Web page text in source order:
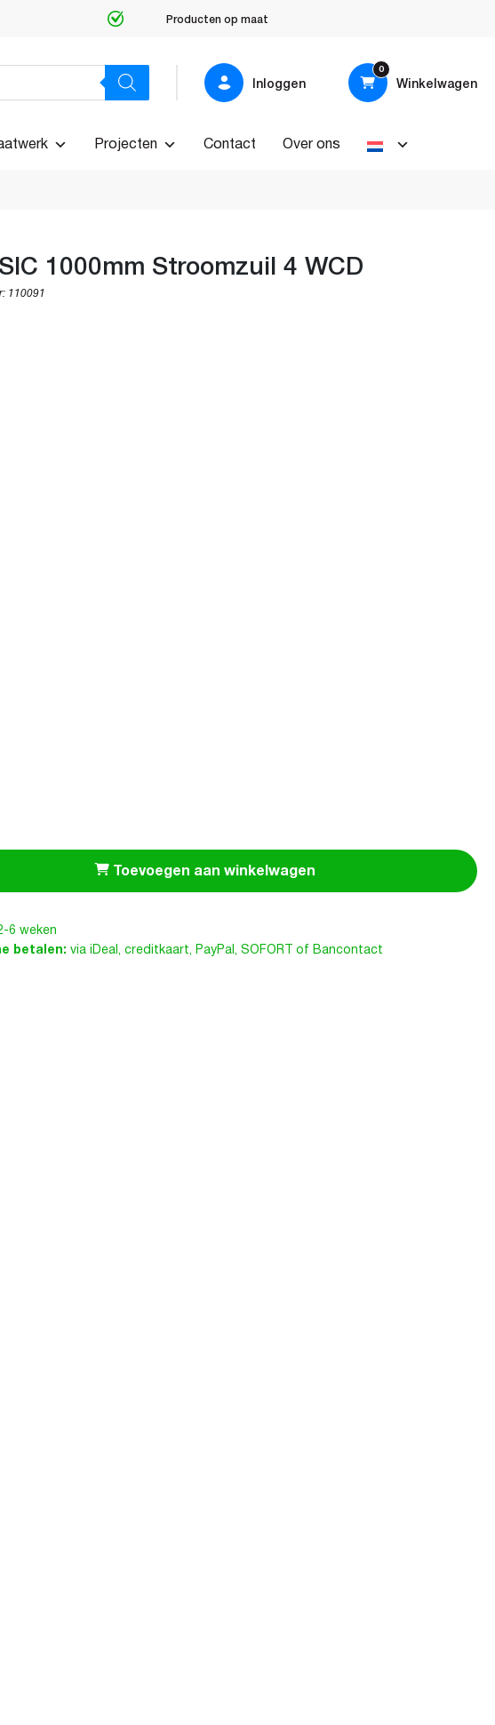
Producten op maat
Inloggen
0
Winkelwagen
Projecten Contact Over ons
1000mm Stroomzuil 4 WCD
110091
Toevoegen aan winkelwagen
6 weken
betalen: via iDeal, creditkaart, PayPal, SOFORT of Bancontact